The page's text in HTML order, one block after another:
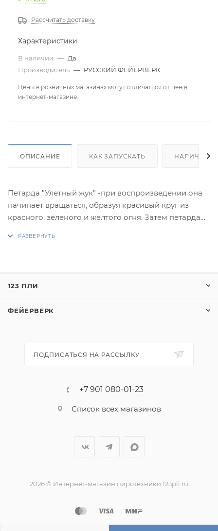
Рассчитать доставку
Характеристики
В наличии — Да
Производитель — РУССКИЙ ФЕЙЕРВЕРК
Цены в розничных магазинах могут отличаться от цен в
интернет-магазине.
ОПИСАНИЕ КАК ЗАПУСКАТЬ НАЛИЧИЕ
Петарда "Улетный жук" -при воспроизведении она
начинает вращаться, образуя красивый круг из
красного, зеленого и желтого огня. Затем петарда
волшебства и огненной красоты в вечерние
жёлтого огня.
123 ПЛИ
ФЕЙЕРВЕРК
ПОДПИСАТЬСЯ НА РАССЫЛКУ
+7 901 080-01-23
Список всех магазинов
2026 © Интернет-магазин пиротехники 123pli.ru